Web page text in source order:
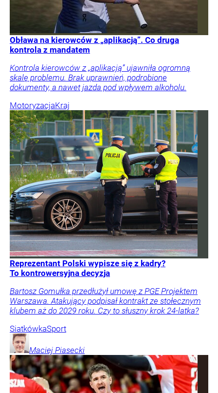
Obława na kierowców z „aplikacją”. Co druga
kontrola z mandatem
Kontrola kierowców z „aplikacją” ujawniła ogromną
skalę problemu. Brak uprawnień, podrobione
dokumenty, a nawet jazda pod wpływem alkoholu.
MotoryzacjaKraj
Reprezentant Polski wypisze się z kadry?
To kontrowersyjna decyzja
Bartosz Gomułka przedłużył umowę z PGE Projektem
Warszawa. Atakujący podpisał kontrakt ze stołecznym
klubem aż do 2029 roku. Czy to słuszny krok 24-latka?
SiatkówkaSport
Maciej Piasecki